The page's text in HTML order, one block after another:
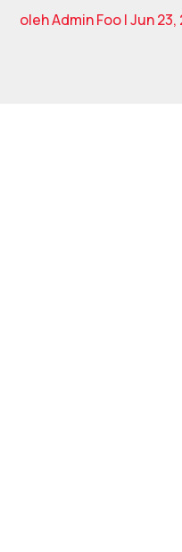
olehAdmin Foo|Jun 23,